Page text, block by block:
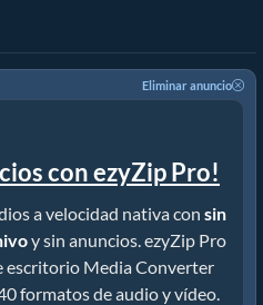
Eliminar anuncio
con ezyZip Pro!
a velocidad nativa con sin
y sin anuncios. ezyZip Pro
escritorio Media Converter
formatos de audio y vídeo.